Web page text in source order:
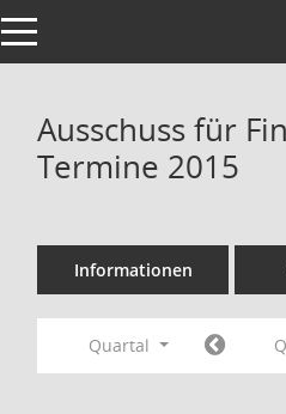
Toggle navigation
Ausschuss für
Termine 2015
Informationen
Quartal